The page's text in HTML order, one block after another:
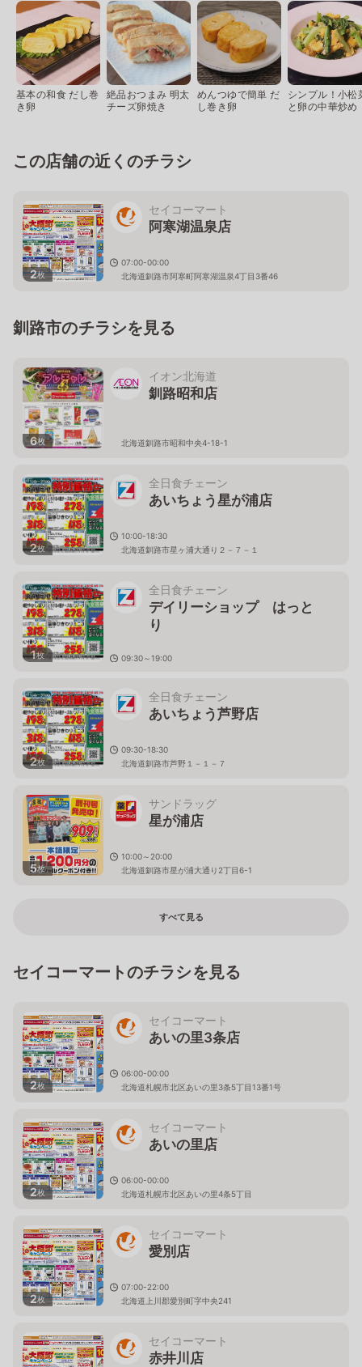
基本の和食 だし巻
き卵
絶品おつまみ 明太
チーズ卵焼き
めんつゆで簡単 だ
し巻き卵
シンプル！小松
と卵の中華炒め
この店舗の近くのチラシ
2枚
セイコーマート
阿寒湖温泉店
07:00-00:00
北海道釧路市阿寒町阿寒湖温泉4丁目3番46
釧路市のチラシを見る
6枚
イオン北海道
釧路昭和店
北海道釧路市昭和中央4-18-1
2枚
全日食チェーン
あいちょう星が浦店
10:00-18:30
北海道釧路市星ヶ浦大通り２－７－１
1枚
全日食チェーン
デイリーショップ はっと
り
09:30～19:00
2枚
全日食チェーン
あいちょう芦野店
09:30-18:30
北海道釧路市芦野１－１－７
5枚
サンドラッグ
星が浦店
10:00～20:00
北海道釧路市星が浦大通り2丁目6-1
すべて見る
セイコーマートのチラシを見る
2枚
セイコーマート
あいの里3条店
06:00-00:00
北海道札幌市北区あいの里3条5丁目13番1号
2枚
セイコーマート
あいの里店
06:00-00:00
北海道札幌市北区あいの里4条5丁目
2枚
セイコーマート
愛別店
07:00-22:00
北海道上川郡愛別町字中央241
セイコーマート
赤井川店